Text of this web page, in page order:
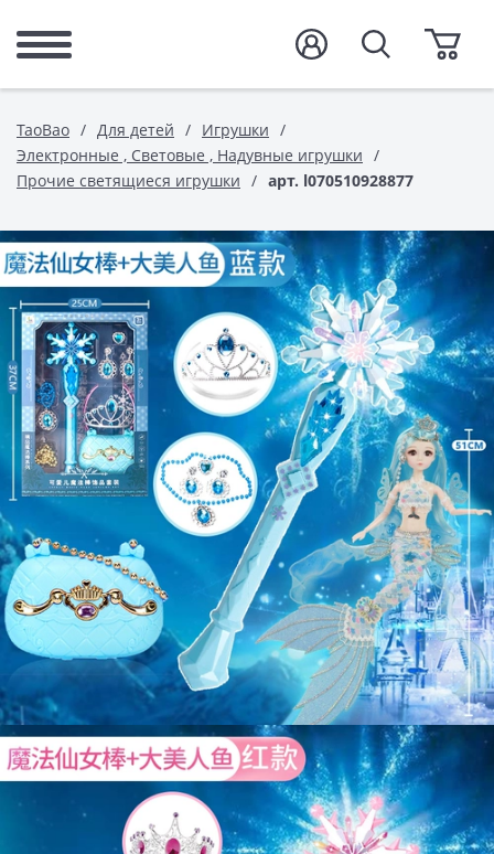
TaoBao Для детей
Игрушки
Электронные , Световые , Надувные игрушки
Прочие светящиеся игрушки
арт. l070510928877